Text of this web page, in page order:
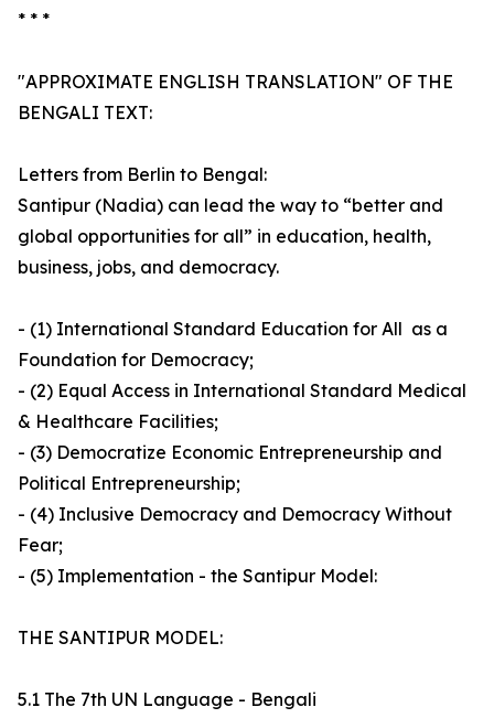
* * *
"APPROXIMATE ENGLISH TRANSLATION" OF THE
BENGALI TEXT:
Letters from Berlin to Bengal:
Santipur (Nadia) can lead the way to “better and
global opportunities for all” in education, health,
business, jobs, and democracy.
- (1) International Standard Education for All as a
Foundation for Democracy;
- (2) Equal Access in International Standard Medical
& Healthcare Facilities;
- (3) Democratize Economic Entrepreneurship and
Political Entrepreneurship;
- (4) Inclusive Democracy and Democracy Without
Fear;
- (5) Implementation - the Santipur Model:
THE SANTIPUR MODEL:
5.1 The 7th UN Language - Bengali